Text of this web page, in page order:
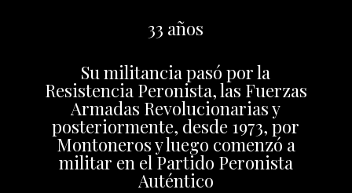
33 años
Su militancia pasó por la
Resistencia Peronista, las Fuerzas
Armadas Revolucionarias y
posteriormente, desde 1973, por
Montoneros y luego comenzó a
militar en el Partido Peronista
Auténtico